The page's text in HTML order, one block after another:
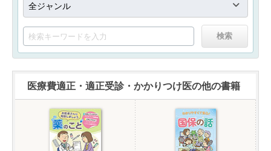
医療費適正・適正受診・かかりつけ医の他の書籍